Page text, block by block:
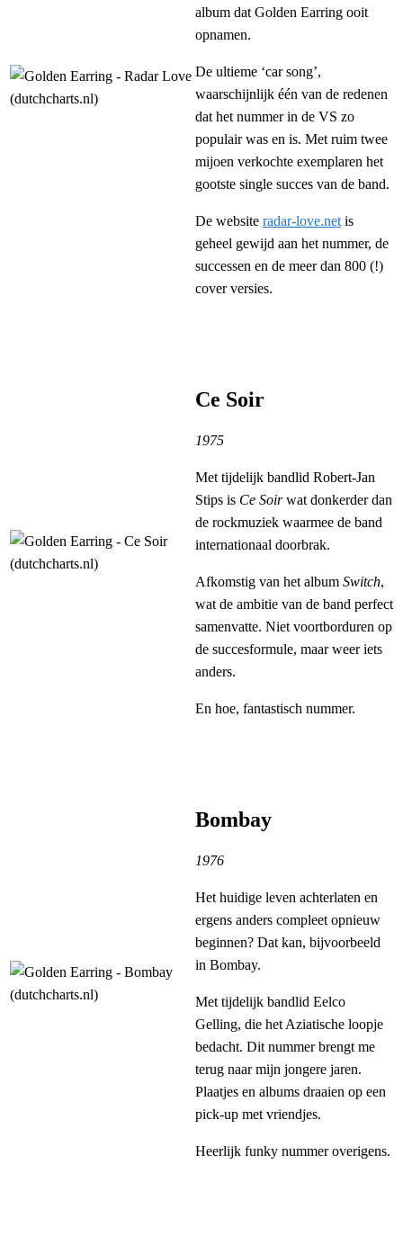
album dat Golden Earring ooit
opnamen.
De ultieme ‘car song’,
waarschijnlijk één van de redenen
dat het nummer in de VS zo
populair was en is. Met ruim twee
mijoen verkochte exemplaren het
gootste single succes van de band.
De website radar-love.net is
geheel gewijd aan het nummer, de
successen en de meer dan 800 (!)
cover versies.
Ce Soir
1975
Met tijdelijk bandlid Robert-Jan
Stips is Ce Soirwat donkerder dan
de rockmuziek waarmee de band
internationaal doorbrak.
Afkomstig van het album Switch,
wat de ambitie van de band perfect
samenvatte. Niet voortborduren op
de succesformule, maar weer iets
anders.
En hoe, fantastisch nummer.
Bombay
1976
Het huidige leven achterlaten en
ergens anders compleet opnieuw
beginnen? Dat kan, bijvoorbeeld
in Bombay.
Met tijdelijk bandlid Eelco
Gelling, die het Aziatische loopje
bedacht. Dit nummer brengt me
terug naar mijn jongere jaren.
Plaatjes en albums draaien op een
pick-up met vriendjes.
Heerlijk funky nummer overigens.